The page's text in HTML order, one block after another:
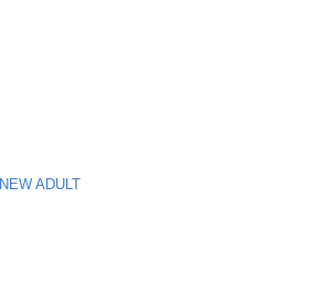
NEW ADULT